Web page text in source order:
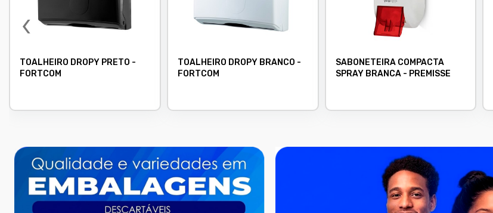
TOALHEIRO DROPY PRETO -
FORTCOM
TOALHEIRO DROPY BRANCO -
FORTCOM
SABONETEIRA COMPACTA
SPRAY BRANCA - PREMISSE
‹